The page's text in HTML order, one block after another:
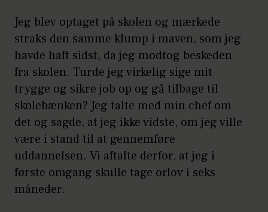
Jeg blev optaget på skolen og mærkede
straks den samme klump i maven, som jeg
havde haft sidst, da jeg modtog beskeden
fra skolen. Turde jeg virkelig sige mit
trygge og sikre job op og gå tilbage til
skolebænken? Jeg talte med min chef om
det og sagde, at jeg ikke vidste, om jeg ville
være i stand til at gennemføre
uddannelsen. Vi aftalte derfor, at jeg i
første omgang skulle tage orlov i seks
måneder.